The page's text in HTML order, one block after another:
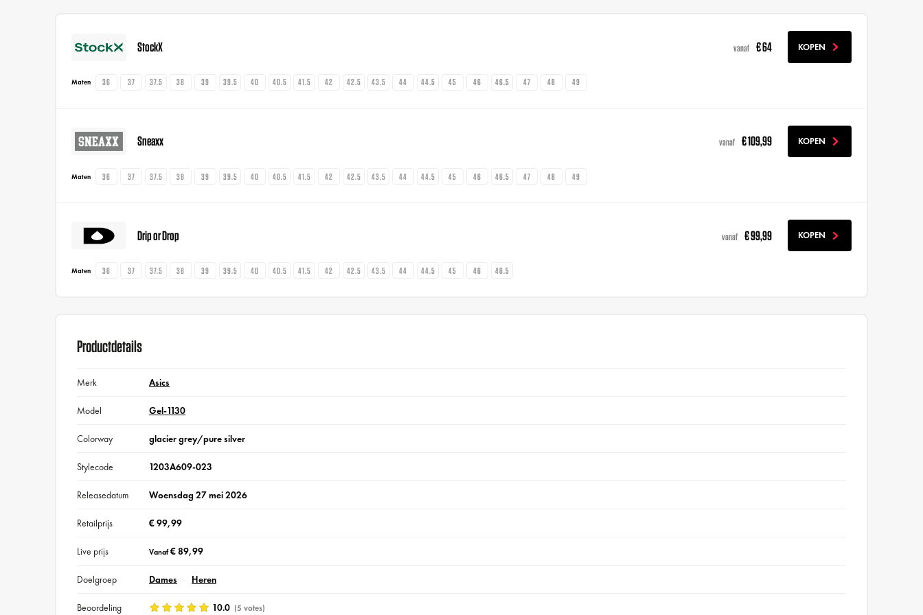
StockX vanaf € 64 KOPEN
Maten 36 37 37.5 38 39 39.5 40 40.5 41.5 42 42.5 43.5 44 44.5 45 46 46.5 47 48 49
Sneaxx vanaf € 109,99 KOPEN
Maten 36 37 37.5 38 39 39.5 40 40.5 41.5 42 42.5 43.5 44 44.5 45 46 46.5 47 48 49
Drip or Drop vanaf € 99,99 KOPEN
Maten 36 37 37.5 38 39 39.5 40 40.5 41.5 42 42.5 43.5 44 44.5 45 46 46.5
Productdetails
Merk Asics
Model Gel-1130
Colorway glacier grey/pure silver
Stylecode 1203A609-023
Releasedatum Woensdag 27 mei 2026
Retailprijs € 99,99
Live prijs Vanaf€ 89,99
Doelgroep Dames Heren
Beoordeling 10.0 (5 votes)